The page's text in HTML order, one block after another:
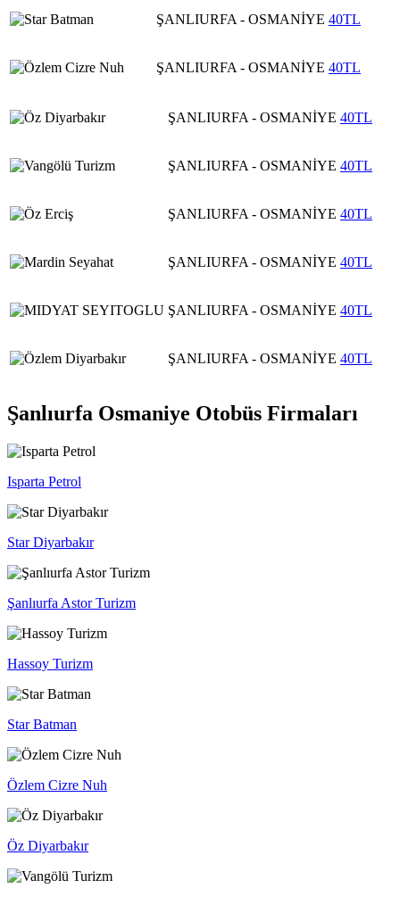
ŞANLIURFA - OSMANİYE 40TL
ŞANLIURFA - OSMANİYE 40TL
ŞANLIURFA - OSMANİYE 40TL
ŞANLIURFA - OSMANİYE 40TL
ŞANLIURFA - OSMANİYE 40TL
ŞANLIURFA - OSMANİYE 40TL
ŞANLIURFA - OSMANİYE 40TL
ŞANLIURFA - OSMANİYE 40TL
Şanlıurfa Osmaniye Otobüs Firmaları
Isparta Petrol
Star Diyarbakır
Şanlıurfa Astor Turizm
Hassoy Turizm
Star Batman
Özlem Cizre Nuh
Öz Diyarbakır